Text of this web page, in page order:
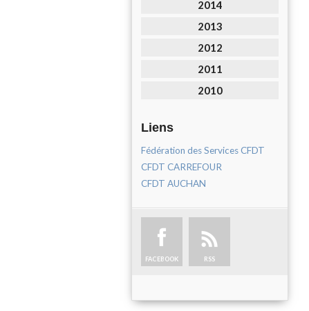
2014
2013
2012
2011
2010
Liens
Fédération des Services CFDT
CFDT CARREFOUR
CFDT AUCHAN
FACEBOOK RSS